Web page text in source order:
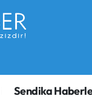
Sendika